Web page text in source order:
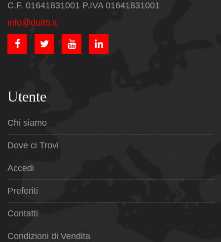
C.F. 01641831001 P.IVA 01641831001
info@du85.it
Utente
Chi siamo
Dove ci Trovi
Accedi
Preferiti
Contatti
Condizioni di Vendita